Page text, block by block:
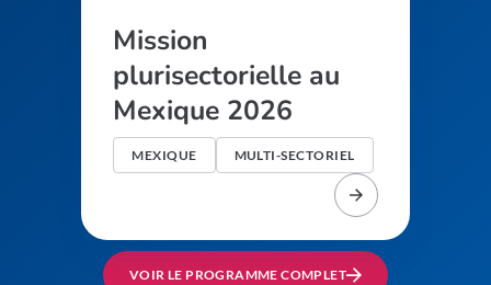
Mission
plurisectorielle au
Mexique 2026
MEXIQUE MULTI-SECTORIEL
VOIR LE PROGRAMME COMPLET